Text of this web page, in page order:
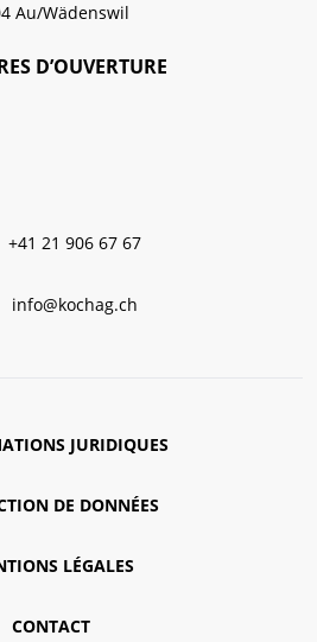
Au/Wädenswil
D’OUVERTURE
+41 21 906 67 67
info@kochag.ch
JURIDIQUES
DE DONNÉES
LÉGALES
CONTACT